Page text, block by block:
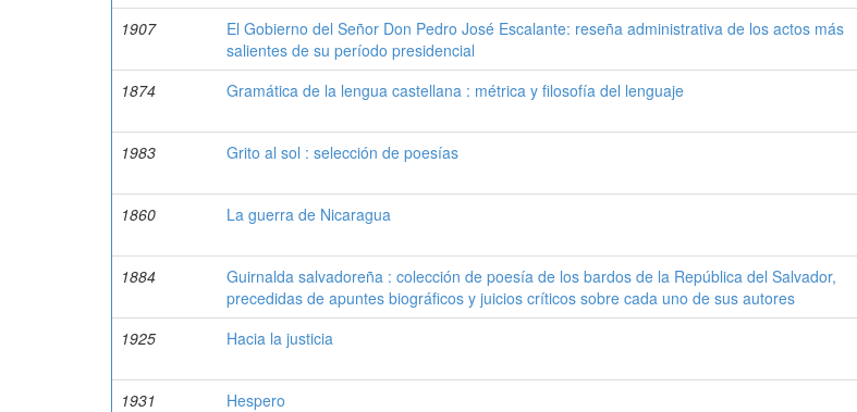
1907
El Gobierno del Señor Don Pedro José Escalante: reseña administrativa de los actos más
salientes de su período presidencial
1874
Gramática de la lengua castellana : métrica y filosofía del lenguaje
1983
Grito al sol : selección de poesías
1860
La guerra de Nicaragua
1884
Guirnalda salvadoreña : colección de poesía de los bardos de la República del Salvador,
precedidas de apuntes biográficos y juicios críticos sobre cada uno de sus autores
1925
Hacia la justicia
1931
Hespero